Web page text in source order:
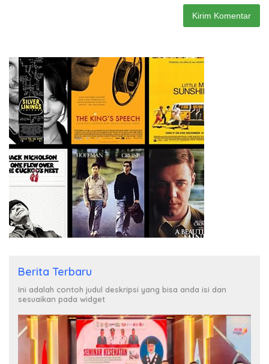
Berita Terbaru
Ini adalah contoh judul deskripsi yang bisa anda isi dan
sesuaikan pada widget